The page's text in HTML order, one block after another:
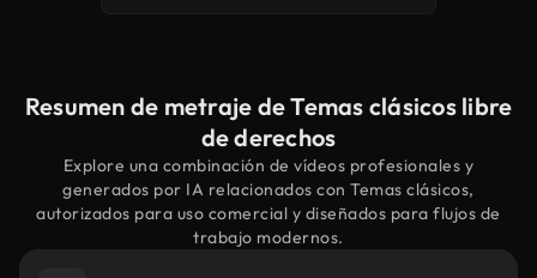
Resumen de metraje de Temas clásicos libre
de derechos
Explore una combinación de vídeos profesionales y
generados por IA relacionados con Temas clásicos,
autorizados para uso comercial y diseñados para flujos de
trabajo modernos.